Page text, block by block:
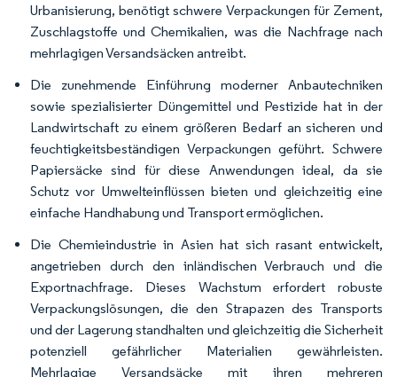
Urbanisierung, benötigt schwere Verpackungen für Zement,
Zuschlagstoffe und Chemikalien, was die Nachfrage nach
mehrlagigen Versandsäcken antreibt.
Die zunehmende Einführung moderner Anbautechniken
sowie spezialisierter Düngemittel und Pestizide hat in der
Landwirtschaft zu einem größeren Bedarf an sicheren und
feuchtigkeitsbeständigen Verpackungen geführt. Schwere
Papiersäcke sind für diese Anwendungen ideal, da sie
Schutz vor Umwelteinflüssen bieten und gleichzeitig eine
einfache Handhabung und Transport ermöglichen.
Die Chemieindustrie in Asien hat sich rasant entwickelt,
angetrieben durch den inländischen Verbrauch und die
Exportnachfrage. Dieses Wachstum erfordert robuste
Verpackungslösungen, die den Strapazen des Transports
und der Lagerung standhalten und gleichzeitig die Sicherheit
potenziell gefährlicher Materialien gewährleisten.
Mehrlagige Versandsäcke mit ihren mehreren